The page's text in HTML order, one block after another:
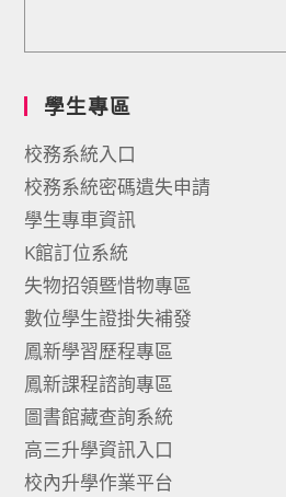
學生專區
校務系統入口
校務系統密碼遺失申請
學生專車資訊
K館訂位系統
失物招領暨惜物專區
數位學生證掛失補發
鳳新學習歷程專區
鳳新課程諮詢專區
圖書館藏查詢系統
高三升學資訊入口
校內升學作業平台